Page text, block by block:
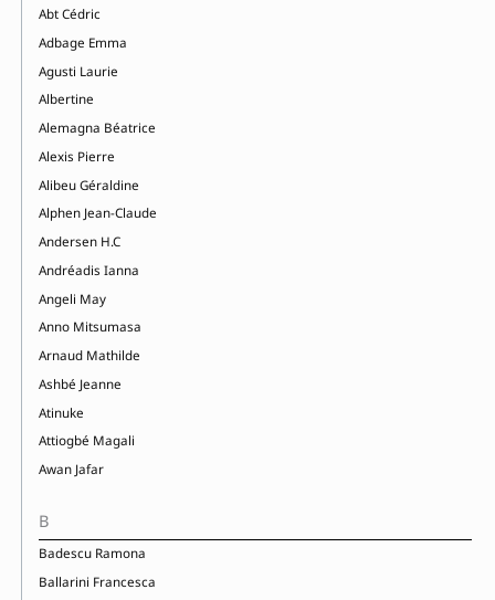
Abt Cédric
Adbage Emma
Agusti Laurie
Albertine
Alemagna Béatrice
Alexis Pierre
Alibeu Géraldine
Alphen Jean-Claude
Andersen H.C
Andréadis Ianna
Angeli May
Anno Mitsumasa
Arnaud Mathilde
Ashbé Jeanne
Atinuke
Attiogbé Magali
Awan Jafar
B
Badescu Ramona
Ballarini Francesca